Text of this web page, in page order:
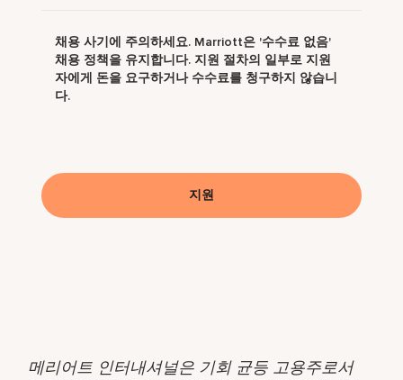
메리어트 인터내셔널은 기회 균등 고용주로서
채용 사기에 주의하세요. Marriott은 '수수료 없음'
채용 정책을 유지합니다. 지원 절차의 일부로 지원
자에게 돈을 요구하거나 수수료를 청구하지 않습니
다.
지원